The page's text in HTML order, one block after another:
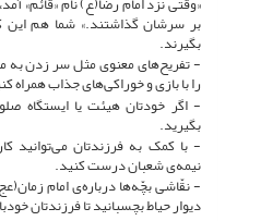
بر سرشان گذاشتند.» شما هم این
بگیرند.
- تفریح‌های معنوی مثل سر زدن
را با بازی و خوراکی‌های جذاب همراه
- اگر خودتان هیئت یا ایستگاه
بگیرید.
- با کمک به فرزندتان
نیمه‌ی شعبان درست کنید.
- نقّاشی بچّه‌ها درباره‌ی امام
دیوار حیاط بچسبانید تا فرزندتان